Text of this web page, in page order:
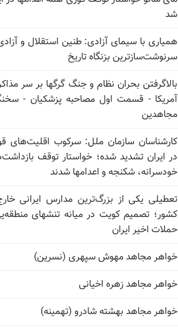
شد
همیاری با سیمای آزادی: طنین استقلال و
سرنوشت‌سازترین بزنگاه تاریخ
بالا‌گرفتن بحران نظام و جنگ گرگها بر سر
آمریکا - قسمت اول مصاحبه پزشکیان -
مجاهدین
کارشناسان سازمان ملل: سرکوب اقلیت‌های
در ایران تشدید شده؛ خواستار توقف
خودسرانه، شکنجه و اعدامها شدند
تعطیلی یکی از بزرگ‌ترین مدارس ایرانی
کشور؛ تصمیم کویت در میانه تنشهای
حملات اخیر ایران
خواهر مجاهد مهوش سپهری (نسرین)
خواهر مجاهد زهره اخیانی
خواهر مجاهد بهشته شادرو (تهمینه)